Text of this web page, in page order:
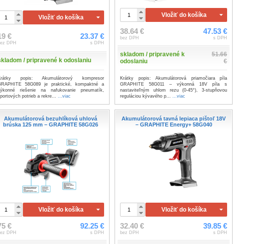
Vložiť do košíka
€
DPH
23.37 €
s DPH
/ pripravené k odoslaniu
popis: Akumulátorový kompresor
58G089 je praktické, kompaktné a
riešenie na nafukovanie pneumatík,
potrieb a rekre... ...viac
Vložiť do košíka
38.64 €
bez DPH
47.53 €
s DPH
skladom / pripravené k
odoslaniu
51.66
€
Krátky popis: Akumulátorová priamočiara píla
GRAPHITE 58G011 – výkonná 18V píla s
nastaviteľným uhlom rezu (0-45°), 3-stupňovou
reguláciou kývavého p......viac
Akumulátorová bezuhlíková uhlová
brúska 125 mm – GRAPHITE 58G026
Vložiť do košíka
€
DPH
92.25 €
s DPH
Akumulátorová tavná lepiaca pištoľ 18V
– GRAPHITE Energy+ 58G040
Vložiť do košíka
32.40 €
bez DPH
39.85 €
s DPH